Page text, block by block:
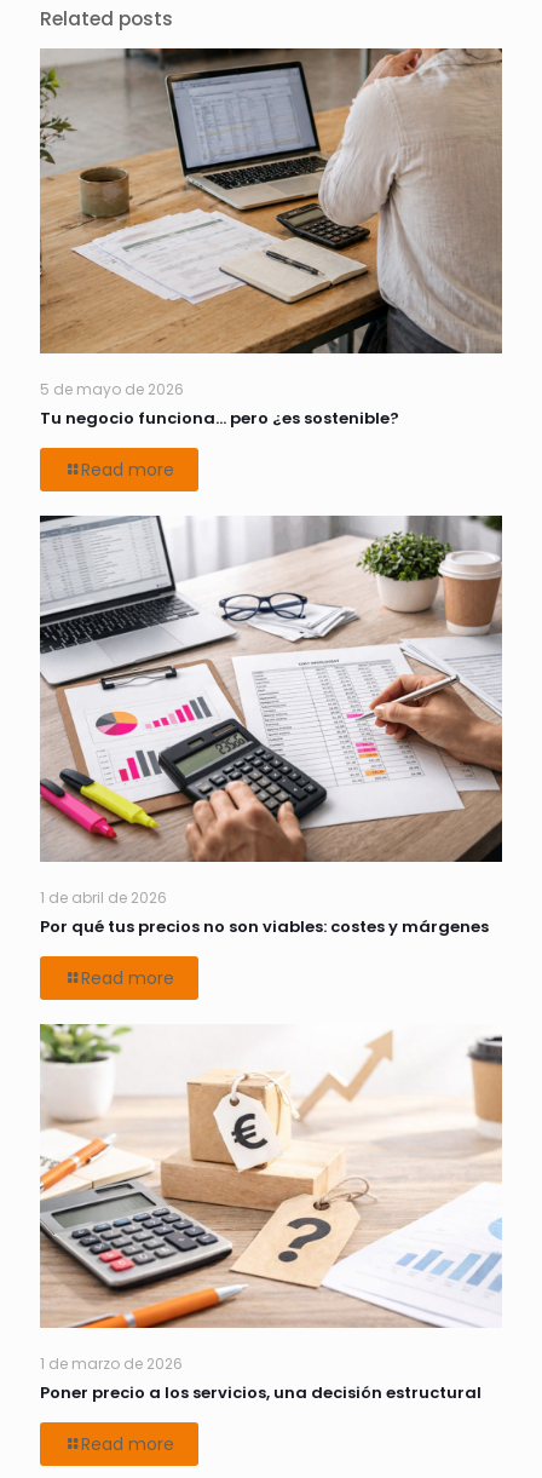
Related posts
5 de mayo de 2026
Tu negocio funciona… pero ¿es sostenible?
Read more
1 de abril de 2026
Por qué tus precios no son viables: costes y márgenes
Read more
1 de marzo de 2026
Poner precio a los servicios, una decisión estructural
Read more